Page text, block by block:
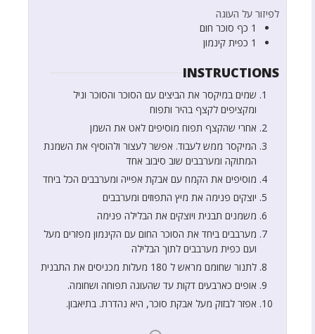
לפיזור על העוגה
1 כף סוכר חום
1 כפית קינמון
INSTRUCTIONS
שמים במיקסר את הביצים עם הסוכר והסוכר וניל
ומקציפים לקצף בהיר ותפוח
אחרי שהקצף תפוח מוסיפים לאט את השמן
המיקסר ממש לעבוד. אפשר לעצור ולהוסיף את השמנת
המתוקה ומערבבים שוב סיבוב אחד
מוסיפים את הקמח עם אבקת אפייה ומערבבים הכל ביחד
יוצקים פנימה את מיץ התפוזים ומערבבים
משמנים תבנית ויוצקים את הבלילה פנימה
מערבבים ביחד את הסוכר החום עם הקינמון מפזרים מעל
ועם כפית מערבבים לתוך הבלילה
לתנור שחומם מראש ל 180 מעלות מכניסים את התבנית
אופים כארבעים דקות עד שהעוגה תפוחה ושחומה.
אפזר לבזוק מעל אבקת סוכר, היא נהדרת. בתיאבון.